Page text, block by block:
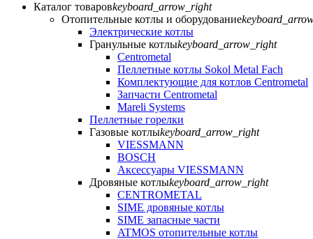
Каталог товаровkeyboard_arrow_right
Отопительные котлы и оборудование
Электрические котлы
Гранульные котлыkeyboard_arrow_right
Centrometal
Пеллетные котлы Sokol Metal Fach
Комплектующие для котлов Centrometal
Запчасти Centrometal
Mareli Systems
Пеллетные горелки
Газовые котлыkeyboard_arrow_right
VIESSMANN
BOSCH
Аксессуары VIESSMANN
Дровяные котлыkeyboard_arrow_right
CENTROMETAL
SIME дровяные котлы
SIME запасные части
ATMOS отопительные котлы